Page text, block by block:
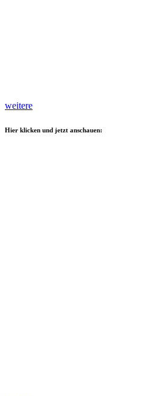
weitere
Hier klicken und jetzt anschauen: